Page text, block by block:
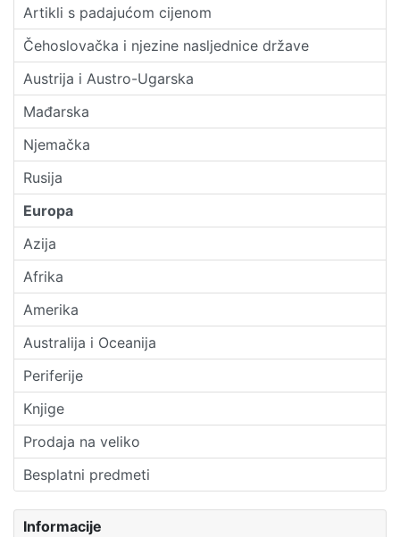
Artikli s padajućom cijenom
Čehoslovačka i njezine nasljednice države
Austrija i Austro-Ugarska
Mađarska
Njemačka
Rusija
Europa
Azija
Afrika
Amerika
Australija i Oceanija
Periferije
Knjige
Prodaja na veliko
Besplatni predmeti
Informacije